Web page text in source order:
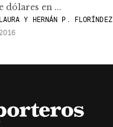
dólares en ...
Y HERNÁN P. FLORÍNDEZ